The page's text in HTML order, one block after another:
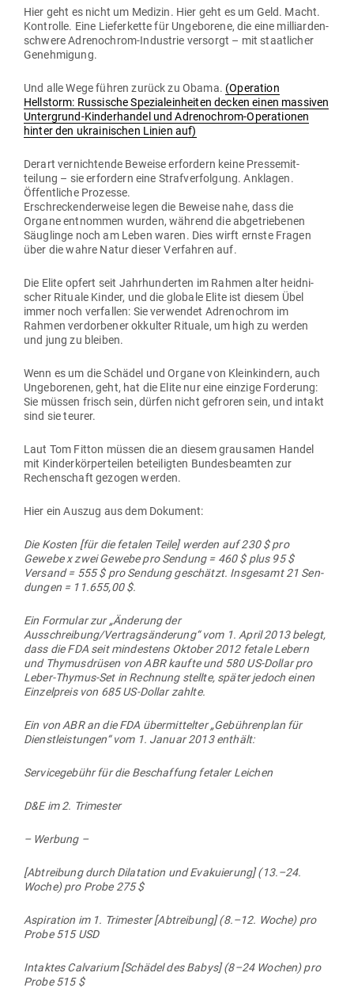
Hier geht es nicht um Medizin. Hier geht es um Geld. Macht.
Kon­trolle. Eine Lie­fer­kette für Unge­borene, die eine mil­li­ar­den­
schwere Adre­no­chrom-Industrie ver­sorgt – mit staat­licher
Genehmigung.
Und alle Wege führen zurück zu Obama. (Ope­ration
Hellstorm: Rus­sische Spe­zi­al­ein­heiten decken einen mas­siven
Unter­grund-Kin­der­handel und Adre­no­chrom-Ope­ra­tionen
hinter den ukrai­ni­schen Linien auf)
Derart ver­nich­tende Beweise erfordern keine Pres­se­mit­
teilung – sie erfordern eine Straf­ver­folgung. Anklagen.
Öffent­liche Prozesse.
Erschre­cken­der­weise legen die Beweise nahe, dass die
Organe ent­nommen wurden, während die abge­trie­benen
Säug­linge noch am Leben waren. Dies wirft ernste Fragen
über die wahre Natur dieser Ver­fahren auf.
Die Elite opfert seit Jahr­hun­derten im Rahmen alter heid­ni­
scher Rituale Kinder, und die globale Elite ist diesem Übel
immer noch ver­fallen: Sie ver­wendet Adre­no­chrom im
Rahmen ver­dor­bener okkulter Rituale, um high zu werden
und jung zu bleiben.
Wenn es um die Schädel und Organe von Klein­kindern, auch
Unge­bo­renen, geht, hat die Elite nur eine einzige For­derung:
Sie müssen frisch sein, dürfen nicht gefroren sein, und intakt
sind sie teurer.
Laut Tom Fitton müssen die an diesem grau­samen Handel
mit Kin­der­kör­per­teilen betei­ligten Bun­des­be­amten zur
Rechen­schaft gezogen werden.
Hier ein Auszug aus dem Dokument:
Die Kosten [für die fetalen Teile] werden auf 230 $ pro
Gewebe x zwei Gewebe pro Sendung = 460 $ plus 95 $
Versand = 555 $ pro Sendung geschätzt. Ins­gesamt 21 Sen­
dungen = 11.655,00 $.
Ein For­mular zur „Änderung der
Ausschreibung/Vertragsänderung“ vom 1. April 2013 belegt,
dass die FDA seit min­destens Oktober 2012 fetale Lebern
und Thy­mus­drüsen von ABR kaufte und 580 US-Dollar pro
Leber-Thymus-Set in Rechnung stellte, später jedoch einen
Ein­zel­preis von 685 US-Dollar zahlte.
Ein von ABR an die FDA über­mit­telter „Gebüh­renplan für
Dienst­leis­tungen“ vom 1. Januar 2013 enthält:
Ser­vice­gebühr für die Beschaffung fetaler Leichen
D&E im 2. Trimester
– Werbung –
[Abtreibung durch Dila­tation und Eva­ku­ierung] (13.–24.
Woche) pro Probe 275 $
Aspi­ration im 1. Tri­mester [Abtreibung] (8.–12. Woche) pro
Probe 515 USD
Intaktes Cal­varium [Schädel des Babys] (8–24 Wochen) pro
Probe 515 $